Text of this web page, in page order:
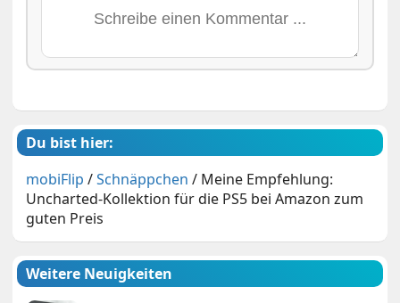
Du bist hier:
mobiFlip /Schnäppchen / Meine Empfehlung:
Uncharted-Kollektion für die PS5 bei Amazon zum
guten Preis
Weitere Neuigkeiten